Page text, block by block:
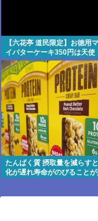
【六花亭 道民限定】お徳用
イバターケーキ350円は天使
たんぱく質 摂取量を減らす
化が遅れ寿命がのびることが